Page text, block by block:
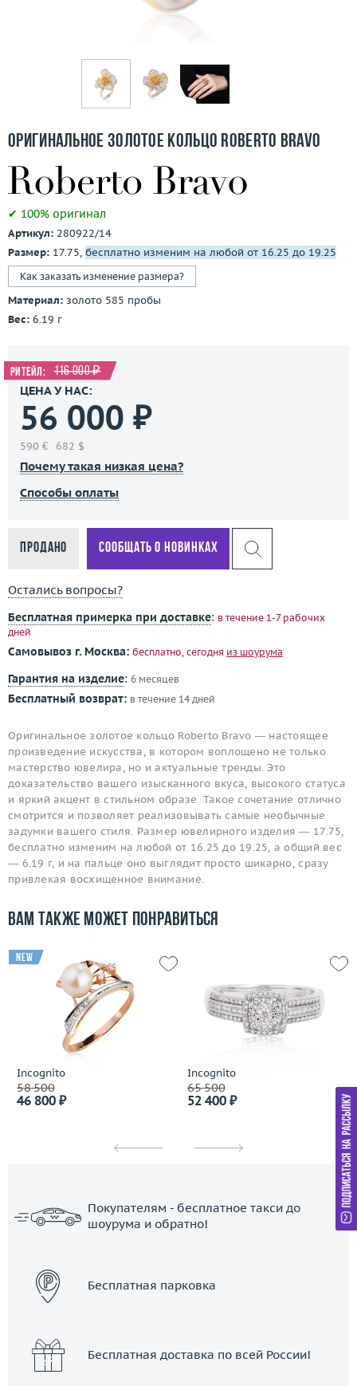
3D-тур по шоуруму
Оригинальное золотое кольцо Roberto Bravo
✔ 100% оригинал
Артикул: 280922/14
Размер: 17.75, бесплатно изменим на любой от 16.25 до 19.25
Как заказать изменение размера?
Материал: золото 585 пробы
Вес: 6.19 г
Ритейл: 116 000 ₽
ЦЕНА У НАС:
56 000 ₽
590 € 682 $
Почему такая низкая цена?
Способы оплаты
Продано Сообщать о новинках
Остались вопросы?
Бесплатная примерка при доставке: в течение 1-7 рабочих
дней
Самовывоз г. Москва: бесплатно, сегодня из шоурума
Гарантия на изделие: 6 месяцев
Бесплатный возврат: в течение 14 дней
Оригинальное золотое кольцо Roberto Bravo — настоящее
произведение искусства, в котором воплощено не только
мастерство ювелира, но и актуальные тренды. Это
доказательство вашего изысканного вкуса, высокого статуса
и яркий акцент в стильном образе. Такое сочетание отлично
смотрится и позволяет реализовывать самые необычные
задумки вашего стиля. Размер ювелирного изделия — 17.75,
бесплатно изменим на любой от 16.25 до 19.25, а общий вес
— 6.19 г, и на пальце оно выглядит просто шикарно, сразу
привлекая восхищенное внимание.
Вам также может понравиться
Incognito
58 500
46 800 ₽
new
Incognito
65 500
52 400 ₽
Покупателям - бесплатное такси до
шоурума и обратно!
Бесплатная парковка
Бесплатная доставка по всей России!